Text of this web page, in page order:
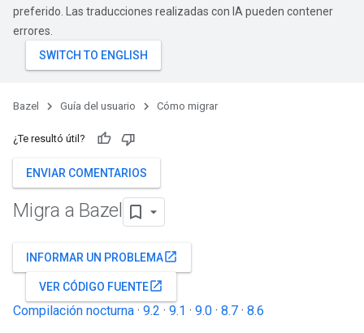
preferido. Las traducciones realizadas con IA pueden contener
errores.
Bazel Guía del usuario Cómo migrar
¿Te resultó útil?
ENVIAR COMENTARIOS
Migra a Bazel
INFORMAR UN PROBLEMAopen_in_new
VER CÓDIGO FUENTEopen_in_new
Compilación nocturna · 9.2 · 9.1 · 9.0 · 8.7 · 8.6